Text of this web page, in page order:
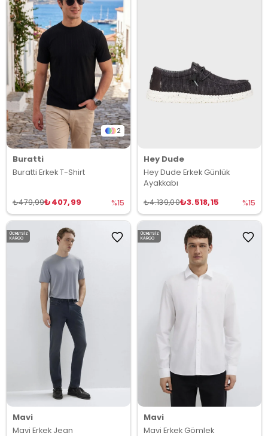
2
Buratti
Buratti Erkek T-Shirt
₺407,99
₺479,99 %15
Hey Dude
Hey Dude Erkek Günlük
Ayakkabı
₺3.518,15
₺4.139,00 %15
Mavi
Mavi Erkek Jean
ÜCRETSIZ
KARGO
Mavi
Mavi Erkek Gömlek
ÜCRETSIZ
KARGO